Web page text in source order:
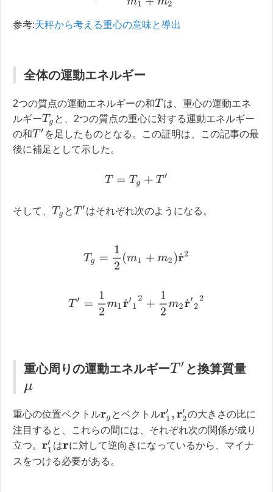
参考:天秤から考える重心の意味と導出
全体の運動エネルギー
2つの質点の運動エネルギーの和T は、重心の運動エネ
ルギーTg と、2つの質点の重心に対する運動エネルギー
の和T′ を足したものとなる。この証明は、この記事の最
後に補足として示した。
T=Tg +T
そして、 Tg とT′ はそれぞれ次のようになる。
1 ( 2
12 1 2+ m2
重心周りの運動エネルギーT′ と換算質量
μ
重心の位置ベクトルrg とベクトルr1′ ,r 2′ の大きさの比に
注目すると、これらの間には、それぞれ次の関係が成り
立つ。 r1 はr に対して逆向きになっているから、マイナ
スをつける必要がある。